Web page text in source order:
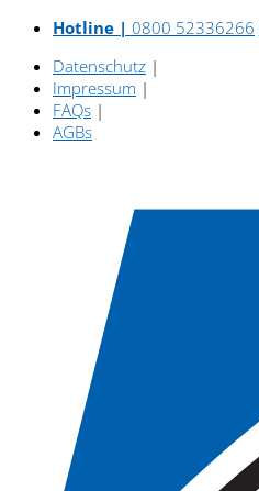
Hotline | 0800 52336266
Datenschutz |
Impressum |
FAQs |
AGBs